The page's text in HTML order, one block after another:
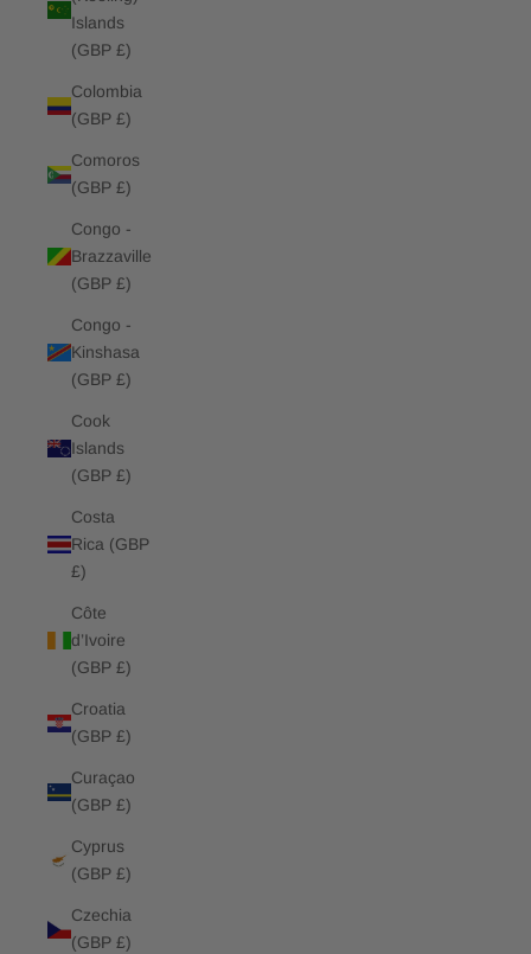
Islands
(GBP £)
Colombia
(GBP £)
Comoros
(GBP £)
Congo -
Brazzaville
(GBP £)
Congo -
Kinshasa
(GBP £)
Cook
Islands
(GBP £)
Costa
Rica (GBP
£)
Côte
d’Ivoire
(GBP £)
Croatia
(GBP £)
Curaçao
(GBP £)
Cyprus
(GBP £)
Czechia
(GBP £)